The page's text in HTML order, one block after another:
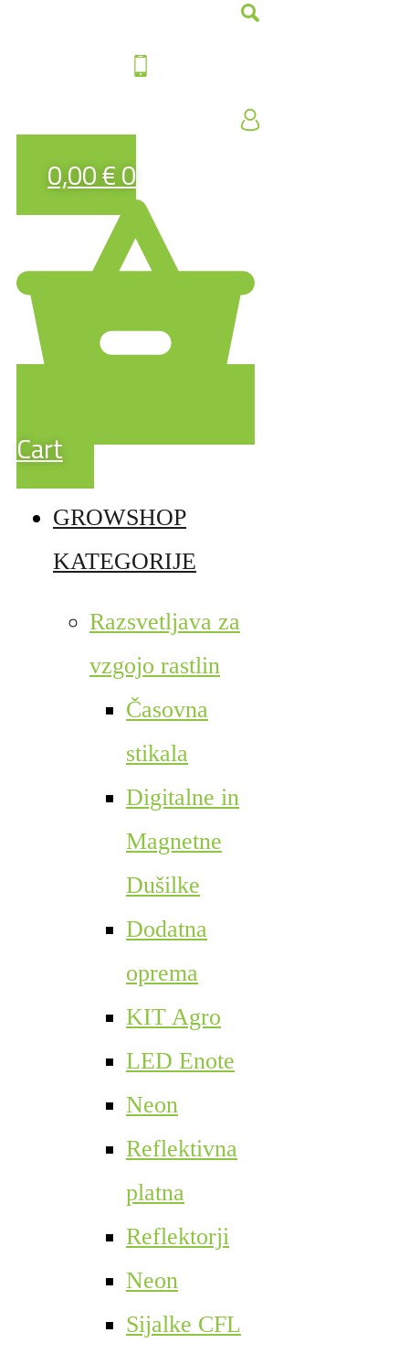
0,00€0
Cart
GROWSHOP
KATEGORIJE
Razsvetljava za
vzgojo rastlin
Časovna
stikala
Digitalne in
Magnetne
Dušilke
Dodatna
oprema
KIT Agro
LED Enote
Neon
Reflektivna
platna
Reflektorji
Neon
Sijalke CFL